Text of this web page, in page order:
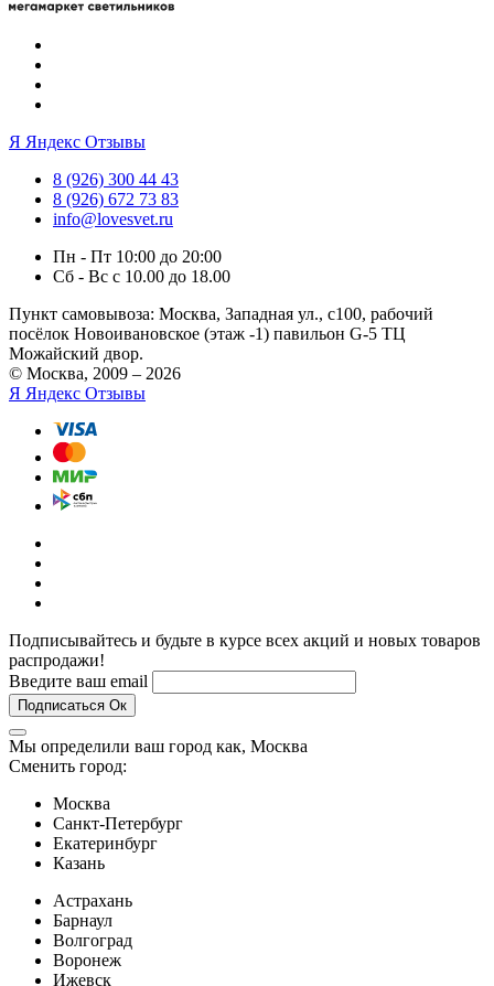
Я Яндекс Отзывы
8 (926) 300 44 43
8 (926) 672 73 83
info@lovesvet.ru
Пн - Пт 10:00 до 20:00
Сб - Вс с 10.00 до 18.00
Пункт самовывоза: Москва, Западная ул., с100, рабочий
посёлок Новоивановское (этаж -1) павильон G-5 ТЦ
Можайский двор.
© Москва, 2009 – 2026
Я Яндекс Отзывы
Подписывайтесь и будьте в курсе всех акций и новых товаров
распродажи!
Введите ваш email
Подписаться Ок
Мы определили ваш город как, Москва
Сменить город:
Москва
Санкт-Петербург
Екатеринбург
Казань
Астрахань
Барнаул
Волгоград
Воронеж
Ижевск